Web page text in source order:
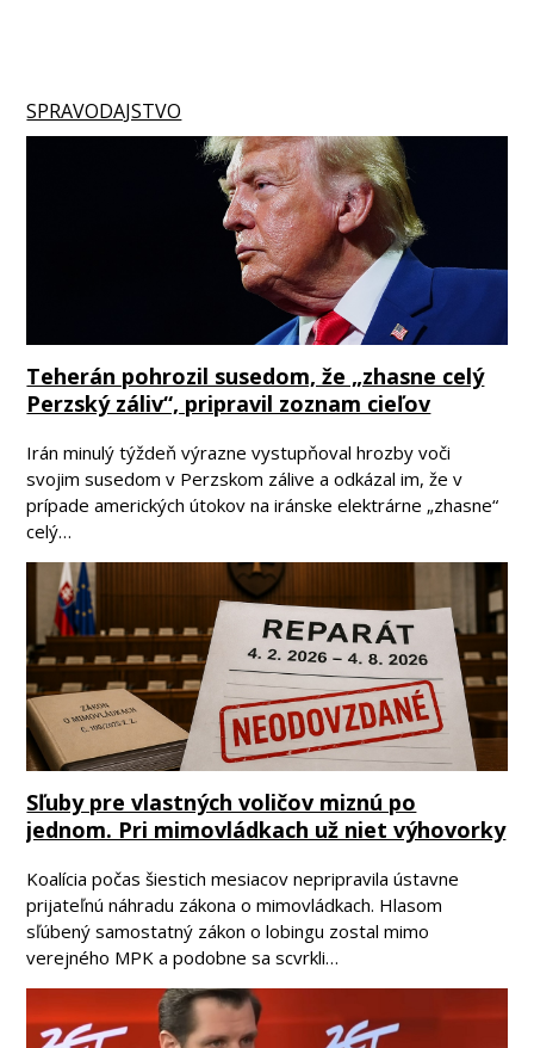
SPRAVODAJSTVO
Teherán pohrozil susedom, že „zhasne celý
Perzský záliv“, pripravil zoznam cieľov
Irán minulý týždeň výrazne vystupňoval hrozby voči
svojim susedom v Perzskom zálive a odkázal im, že v
prípade amerických útokov na iránske elektrárne „zhasne“
celý…
Sľuby pre vlastných voličov miznú po
jednom. Pri mimovládkach už niet výhovorky
Koalícia počas šiestich mesiacov nepripravila ústavne
prijateľnú náhradu zákona o mimovládkach. Hlasom
sľúbený samostatný zákon o lobingu zostal mimo
verejného MPK a podobne sa scvrkli…